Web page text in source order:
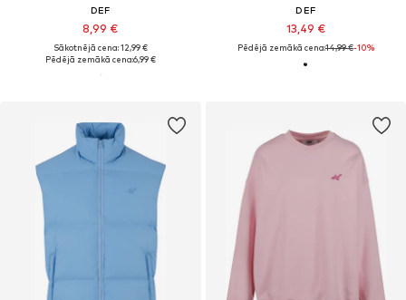
DEF
8,99 €
Sākotnējā cena: 12,99 €
Pēdējā zemākā cena:6,99 €
DEF
13,49 €
Pēdējā zemākā cena:14,99 €-10%